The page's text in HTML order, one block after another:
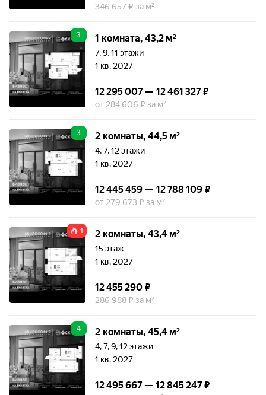
346 657 ₽ за м²
3 1 комната, 43,2 м²
7, 9, 11 этажи
1 кв. 2027
12 295 007 — 12 461 327 ₽
от 284 606 ₽ за м²
3 2 комнаты, 44,5 м²
4, 7, 12 этажи
1 кв. 2027
12 445 459 — 12 788 109 ₽
от 279 673 ₽ за м²
1 2 комнаты, 43,4 м²
15 этаж
1 кв. 2027
12 455 290 ₽
286 988 ₽ за м²
4 2 комнаты, 45,4 м²
4, 7, 9, 12 этажи
1 кв. 2027
12 495 667 — 12 845 247 ₽